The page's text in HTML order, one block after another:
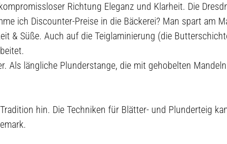
Richtung Eleganz und Klarheit. Die
ich Discounter-Preise in die Bäckerei? Man spart am
& Süße. Auch auf die Teiglaminierung (die
Als längliche Plunderstange, die mit gehobelten
hin. Die Techniken für Blätter- und Plunderteig